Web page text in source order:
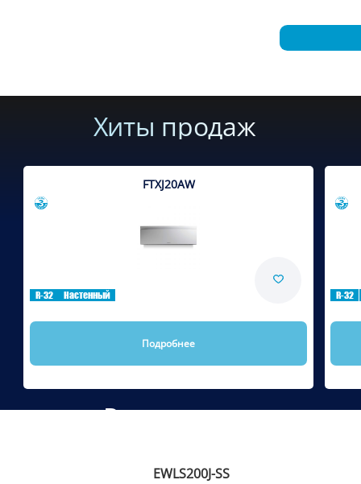
Хиты продаж
FTXJ20AW
R-32 Настенный
Подробнее
R-32
Рекомендуем
EWLS200J-SS